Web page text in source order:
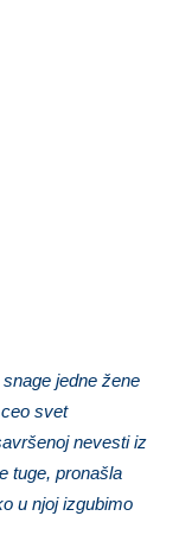
jedne žene
svet
nevesti iz
tuge, pronašla
u njoj izgubimo